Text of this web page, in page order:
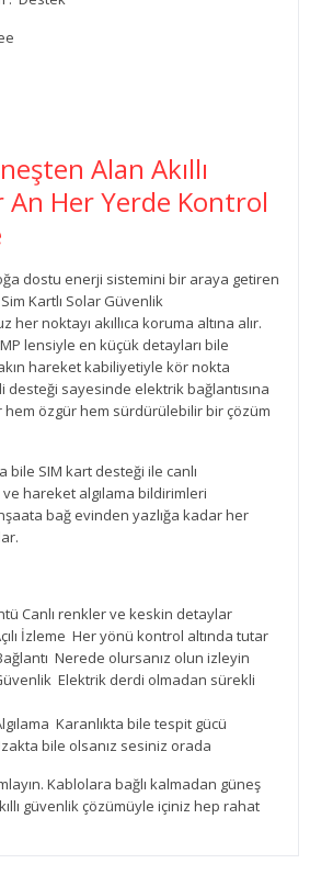
Alan Akıllı
An Her Yerde Kontrol
dostu enerji sistemini bir araya getiren
Kartlı Solar Güvenlik
her noktayı akıllıca koruma altına alır.
lensiyle en küçük detayları bile
hareket kabiliyetiyle kör nokta
desteği sayesinde elektrik bağlantısına
hem özgür hem sürdürülebilir bir çözüm
bile SIM kart desteği ile canlı
hareket algılama bildirimleri
bağ evinden yazlığa kadar her
Canlı renkler ve keskin detaylar
İzleme Her yönü kontrol altında tutar
Nerede olursanız olun izleyin
Elektrik derdi olmadan sürekli
Karanlıkta bile tespit gücü
bile olsanız sesiniz orada
Kablolara bağlı kalmadan güneş
güvenlik çözümüyle içiniz hep rahat